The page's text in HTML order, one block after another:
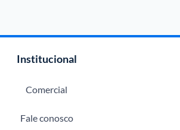
Institucional
Comercial
Fale conosco